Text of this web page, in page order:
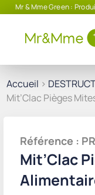
Mr & Mme Green :
Accueil >
Mit’Clac Pièges
Référence :
Mit’Clac